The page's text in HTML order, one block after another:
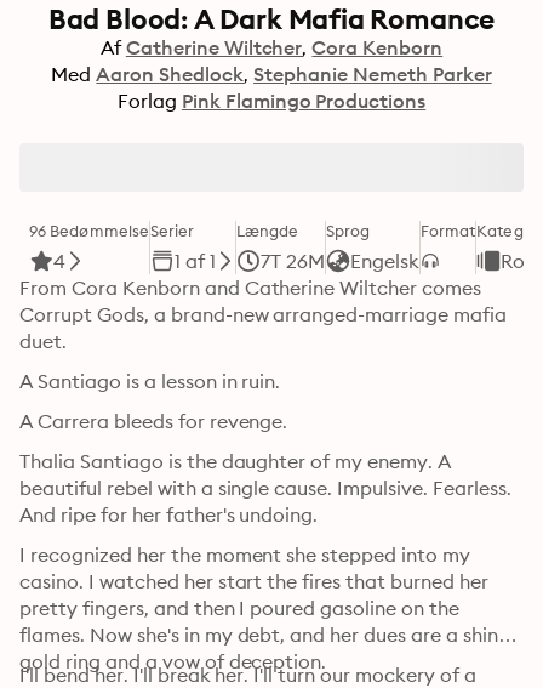
Bad Blood: A Dark Mafia Romance
Af Catherine Wiltcher Cora Kenborn
Med Aaron Shedlock Stephanie Nemeth Parker
Forlag Pink Flamingo Productions
96 Bedømmelse
4
Serier
1 af 1
Længde
7T 26M
Sprog
Engelsk
FormatKategori
From Cora Kenborn and Catherine Wiltcher comes
Corrupt Gods, a brand-new arranged-marriage mafia
duet.
A Santiago is a lesson in ruin.
A Carrera bleeds for revenge.
Thalia Santiago is the daughter of my enemy. A
beautiful rebel with a single cause. Impulsive. Fearless.
And ripe for her father's undoing.
I recognized her the moment she stepped into my
casino. I watched her start the fires that burned her
pretty fingers, and then I poured gasoline on the
flames. Now she's in my debt, and her dues are a shiny
gold ring and a vow of deception.
I'll bend her. I'll break her. I'll turn our mockery of a